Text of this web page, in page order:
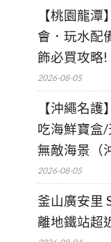
【桃園龍
會．玩水配
飾必買攻略!
2026-08-05
【沖繩名
吃海鮮寶盒
無敵海景（
2026-08-05
釜山廣安里
離地鐵站超